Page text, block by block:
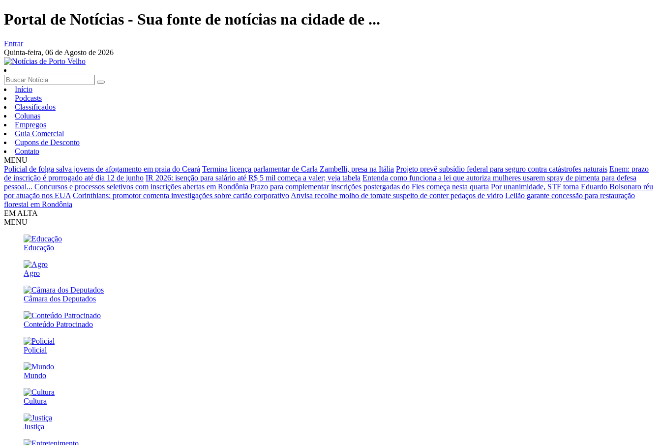
Portal de Notícias - Sua fonte de notícias na cidade de ...
Entrar
Quinta-feira, 06 de Agosto de 2026
Início
Podcasts
Classificados
Colunas
Empregos
Guia Comercial
Cupons de Desconto
Contato
MENU
Policial de folga salva jovens de afogamento em praia do Ceará Termina licença parlamentar de Carla Zambelli, presa na Itália Projeto prevê subsídio federal para seguro contra catástrofes naturais Enem: prazo
de inscrição é prorrogado até dia 12 de junho IR 2026: isenção para salário até R$ 5 mil começa a valer; veja tabela Entenda como funciona a lei que autoriza mulheres usarem spray de pimenta para defesa
pessoal... Concursos e processos seletivos com inscrições abertas em Rondônia Prazo para complementar inscrições postergadas do Fies começa nesta quarta Por unanimidade, STF torna Eduardo Bolsonaro réu
por atuação nos EUA Corinthians: promotor comenta investigações sobre cartão corporativo Anvisa recolhe molho de tomate suspeito de conter pedaços de vidro Leilão garante concessão para restauração
florestal em Rondônia
EM ALTA
MENU
Educação
Agro
Câmara dos Deputados
Conteúdo Patrocinado
Policial
Mundo
Cultura
Justiça